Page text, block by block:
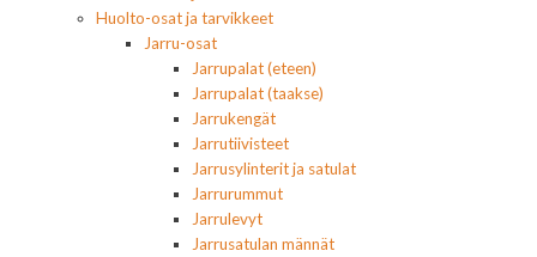
Huolto-osat ja tarvikkeet
Jarru-osat
Jarrupalat (eteen)
Jarrupalat (taakse)
Jarrukengät
Jarrutiivisteet
Jarrusylinterit ja satulat
Jarrurummut
Jarrulevyt
Jarrusatulan männät